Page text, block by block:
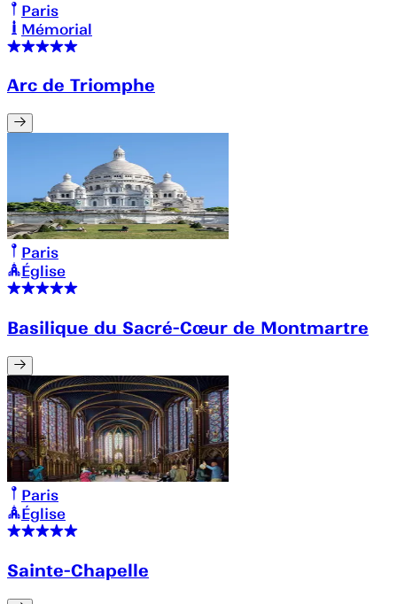
Paris
Mémorial
Arc de Triomphe
Paris
Église
Basilique du Sacré-Cœur de Montmartre
Paris
Église
Sainte-Chapelle